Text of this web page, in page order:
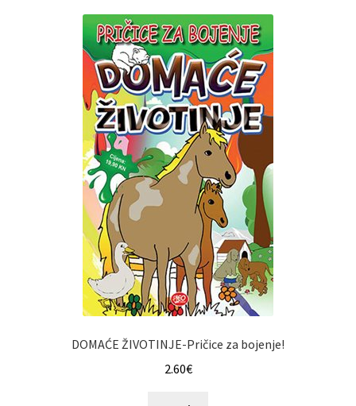
DOMAĆE ŽIVOTINJE-Pričice za bojenje!
2.60€